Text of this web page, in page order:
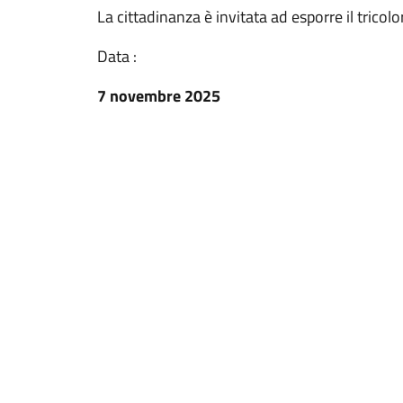
La cittadinanza è invitata ad esporre il
Data :
7 novembre 2025